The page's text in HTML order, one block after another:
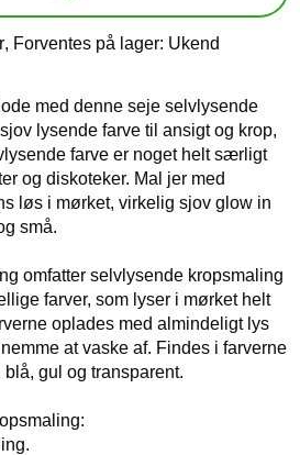
, Forventes på lager: Ukend
med denne seje selvlysende
lysende farve til ansigt og krop,
farve er noget helt særligt
og diskoteker. Mal jer med
løs i mørket, virkelig sjov glow in
små.
omfatter selvlysende kropsmaling
farver, som lyser i mørket helt
oplades med almindeligt lys
at vaske af. Findes i farverne
gul og transparent.